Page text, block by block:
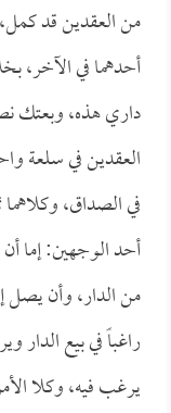
من العقدين قد
أحدهما في الآخر،
داري هذه، وبعتك
العقدين في سلعة
في الصداق، وكلاهما
أحد الوجهين: إما
من الدار، وأن يصل
راغباً في بيع الدار
يرغب فيه، وكلا